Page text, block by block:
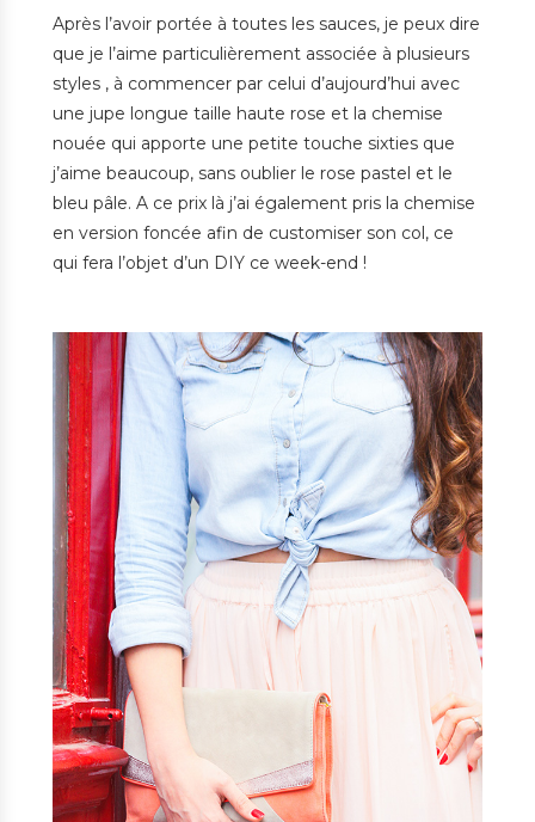
Après l’avoir portée à toutes les sauces, je peux dire
que je l’aime particulièrement associée à plusieurs
styles , à commencer par celui d’aujourd’hui avec
une jupe longue taille haute rose et la chemise
nouée qui apporte une petite touche sixties que
j’aime beaucoup, sans oublier le rose pastel et le
bleu pâle. A ce prix là j’ai également pris la chemise
en version foncée afin de customiser son col, ce
qui fera l’objet d’un DIY ce week-end !